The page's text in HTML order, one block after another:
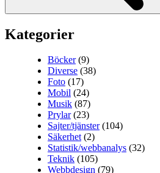
Kategorier
Böcker(9)
Diverse (38)
Foto (17)
Mobil (24)
Musik (87)
Prylar(23)
Sajter/tjänster(104)
Säkerhet(2)
Statistik/webbanalys (32)
Teknik (105)
Webbdesign (79)